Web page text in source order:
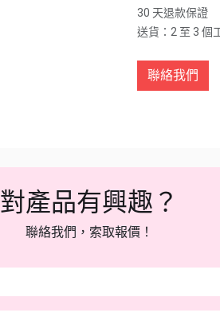
30 天退款保證
送貨：2 至 3 個
聯絡我們
對產品有興趣？
聯絡我們，索取報價！